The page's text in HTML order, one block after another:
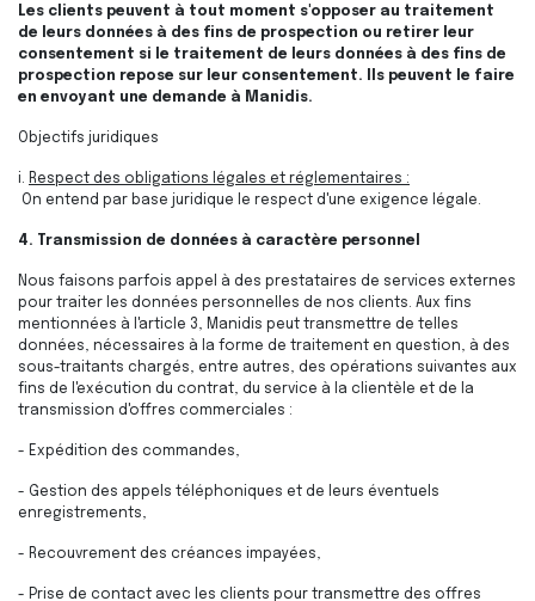
Les clients peuvent à tout moment s'opposer au traitement
de leurs données à des fins de prospection ou retirer leur
consentement si le traitement de leurs données à des fins de
prospection repose sur leur consentement. Ils peuvent le faire
en envoyant une demande à Manidis.
Objectifs juridiques
i. Respect des obligations légales et réglementaires :
On entend par base juridique le respect d'une exigence légale.
4. Transmission de données à caractère personnel
Nous faisons parfois appel à des prestataires de services externes
pour traiter les données personnelles de nos clients. Aux fins
mentionnées à l'article 3, Manidis peut transmettre de telles
données, nécessaires à la forme de traitement en question, à des
sous-traitants chargés, entre autres, des opérations suivantes aux
fins de l'exécution du contrat, du service à la clientèle et de la
transmission d'offres commerciales :
- Expédition des commandes,
- Gestion des appels téléphoniques et de leurs éventuels
enregistrements,
- Recouvrement des créances impayées,
- Prise de contact avec les clients pour transmettre des offres